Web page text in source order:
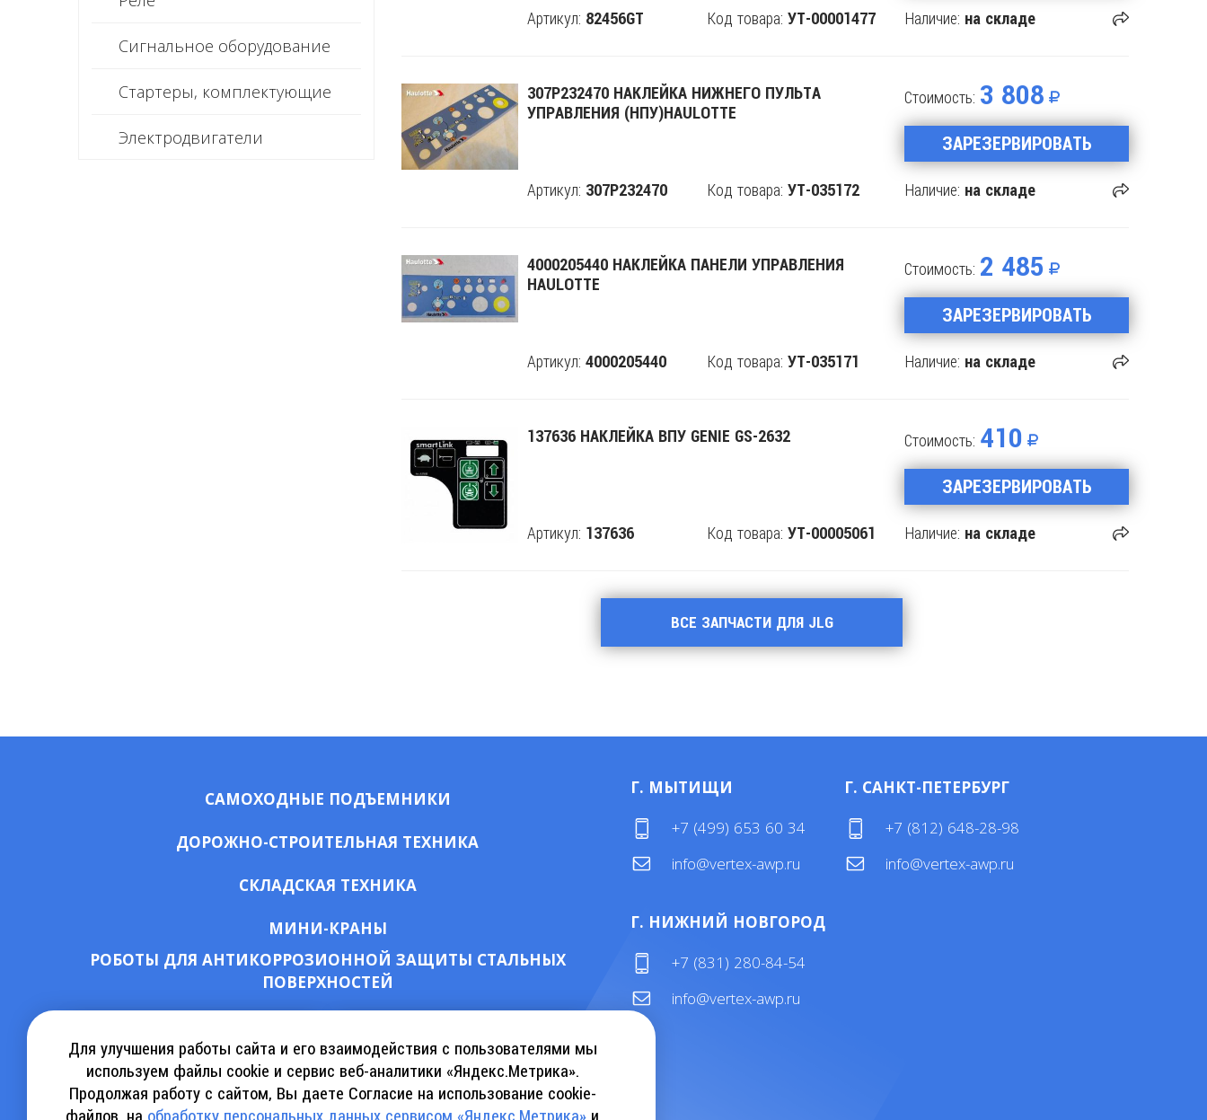
Сигнальное оборудование
Стартеры, комплектующие
Электродвигатели
Артикул: 82456GT Код товара: УТ-00001477 Наличие: на складе
Поделится
307P232470 НАКЛЕЙКА НИЖНЕГО ПУЛЬТА
УПРАВЛЕНИЯ (НПУ)HAULOTTE
Артикул: 307P232470 Код товара: УТ-035172
Стоимость: 3 808
ЗАРЕЗЕРВИРОВАТЬ
Наличие: на складе
Поделится
4000205440 НАКЛЕЙКА ПАНЕЛИ УПРАВЛЕНИЯ
HAULOTTE
Артикул: 4000205440 Код товара: УТ-035171
Стоимость: 2 485
ЗАРЕЗЕРВИРОВАТЬ
Наличие: на складе
Поделится
137636 НАКЛЕЙКА ВПУ GENIE GS-2632
Артикул: 137636 Код товара: УТ-00005061
Стоимость: 410
ЗАРЕЗЕРВИРОВАТЬ
Наличие: на складе
Поделится
ВСЕ ЗАПЧАСТИ ДЛЯ JLG
САМОХОДНЫЕ ПОДЪЕМНИКИ
ДОРОЖНО-СТРОИТЕЛЬНАЯ ТЕХНИКА
СКЛАДСКАЯ ТЕХНИКА
МИНИ-КРАНЫ
РОБОТЫ ДЛЯ АНТИКОРРОЗИОННОЙ ЗАЩИТЫ СТАЛЬНЫХ
ПОВЕРХНОСТЕЙ
СКАЧАТЬ КАТАЛОГ АРЕНДЫ КАТАЛОГ KEBU CRANE
СКАЧАТЬ КАТАЛОГ SINOBOOM СКАЧАТЬ КАТАЛОГ INSLIFT
Г. МЫТИЩИ
+7 (499) 653 60 34
info@vertex-awp.ru
Г. НИЖНИЙ НОВГОРОД
+7 (831) 280-84-54
info@vertex-awp.ru
Г. САНКТ-ПЕТЕРБУРГ
+7 (812) 648-28-98
info@vertex-awp.ru
Для улучшения работы сайта и его взаимодействия с пользователями мы
используем файлы cookie и сервис веб-аналитики «Яндекс.Метрика».
Продолжая работу с сайтом, Вы даете Согласие на использование cookie-
файлов, на обработку персональных данных сервисом «Яндекс.Метрика» и